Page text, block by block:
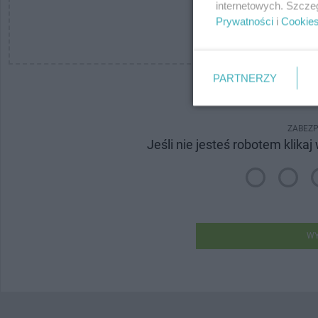
* pola
Jeśli nie jesteś robotem klikaj
internetowych.
Prywatności i Cookies
PARTNERZY